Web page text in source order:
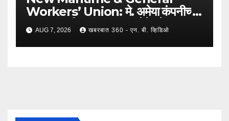
Workers’ Union: मे. अमेया कंपनीच्या
कामगारांना दिलासा; कामगार नेते महेंद्र घरत
यांच्या नेतृत्वात ७,२०० रुपयांची ऐतिहासिक
पगारवाढ !
AUG 7, 2026 खबरबात 360 - एन. बी. व्हिडिओ